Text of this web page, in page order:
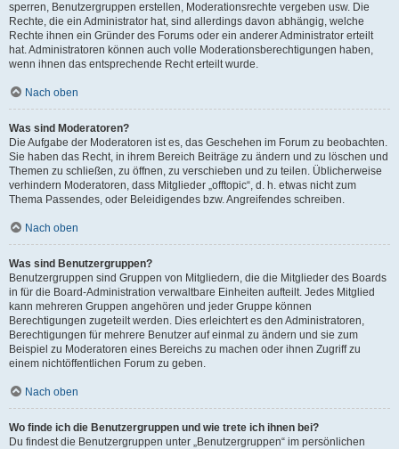
sperren, Benutzergruppen erstellen, Moderationsrechte vergeben usw. Die
Rechte, die ein Administrator hat, sind allerdings davon abhängig, welche
Rechte ihnen ein Gründer des Forums oder ein anderer Administrator erteilt
hat. Administratoren können auch volle Moderationsberechtigungen haben,
wenn ihnen das entsprechende Recht erteilt wurde.
Nach oben
Was sind Moderatoren?
Die Aufgabe der Moderatoren ist es, das Geschehen im Forum zu beobachten.
Sie haben das Recht, in ihrem Bereich Beiträge zu ändern und zu löschen und
Themen zu schließen, zu öffnen, zu verschieben und zu teilen. Üblicherweise
verhindern Moderatoren, dass Mitglieder „offtopic“, d. h. etwas nicht zum
Thema Passendes, oder Beleidigendes bzw. Angreifendes schreiben.
Nach oben
Was sind Benutzergruppen?
Benutzergruppen sind Gruppen von Mitgliedern, die die Mitglieder des Boards
in für die Board-Administration verwaltbare Einheiten aufteilt. Jedes Mitglied
kann mehreren Gruppen angehören und jeder Gruppe können
Berechtigungen zugeteilt werden. Dies erleichtert es den Administratoren,
Berechtigungen für mehrere Benutzer auf einmal zu ändern und sie zum
Beispiel zu Moderatoren eines Bereichs zu machen oder ihnen Zugriff zu
einem nichtöffentlichen Forum zu geben.
Nach oben
Wo finde ich die Benutzergruppen und wie trete ich ihnen bei?
Du findest die Benutzergruppen unter „Benutzergruppen“ im persönlichen